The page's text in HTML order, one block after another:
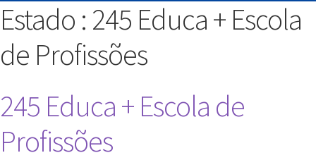
Estado : 245 Educa + Escola
de Profissões
245 Educa + Escola de
Profissões